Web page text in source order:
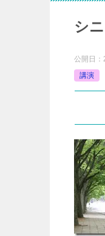
シ
公開日：
講演